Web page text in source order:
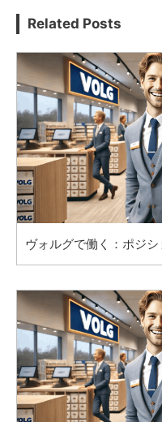
Related Posts
ヴォルグで働く：ポジ